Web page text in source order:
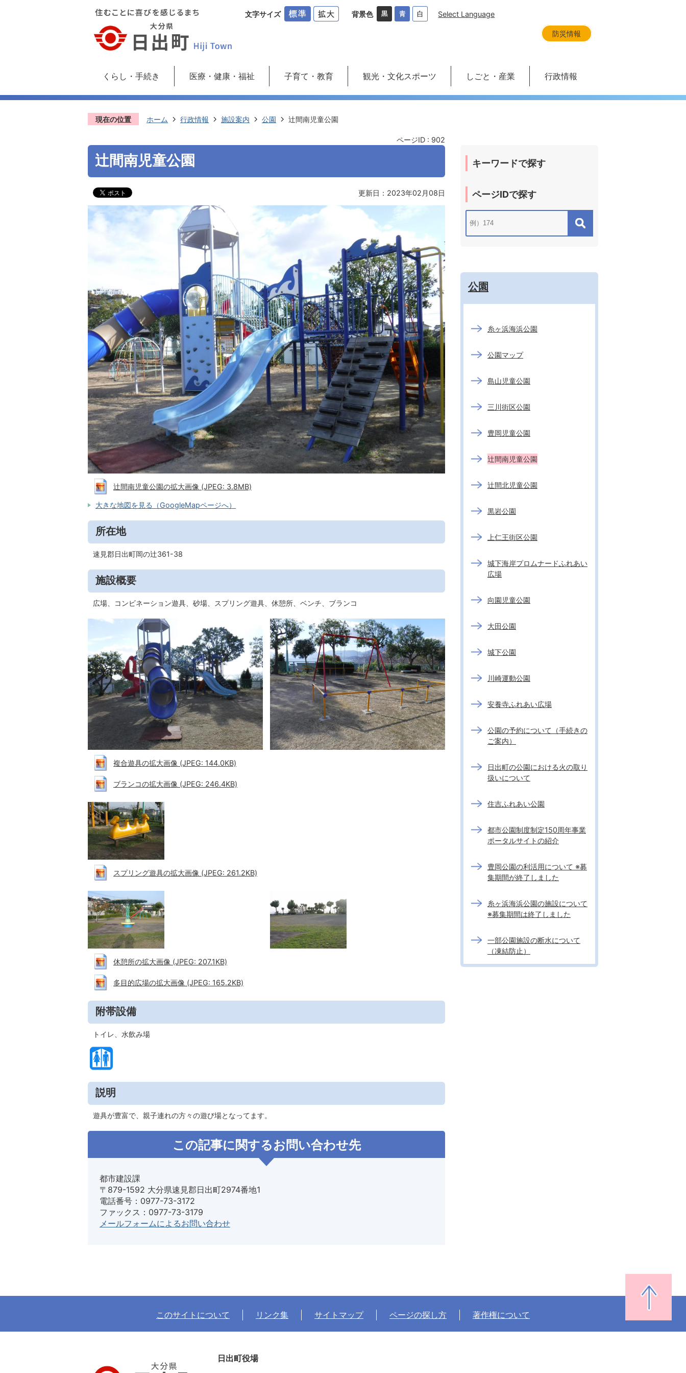
文字サイズ 背景色 Select Language
防災情報
くらし・手続き 医療・健康・福祉 子育て・教育 観光・文化スポーツ しごと・産業 行政情報
現在の位置 ホーム 行政情報 施設案内 公園 辻間南児童公園
ページID : 902
辻間南児童公園
更新日：2023年02月08日
辻間南児童公園の拡大画像 (JPEG: 3.8MB)
大きな地図を見る（GoogleMapページへ）
所在地
速見郡日出町岡の辻361-38
施設概要
広場、コンビネーション遊具、砂場、スプリング遊具、休憩所、ベンチ、ブランコ
複合遊具の拡大画像 (JPEG: 144.0KB)
ブランコの拡大画像 (JPEG: 246.4KB)
スプリング遊具の拡大画像 (JPEG: 261.2KB)
休憩所の拡大画像 (JPEG: 207.1KB)
多目的広場の拡大画像 (JPEG: 165.2KB)
附帯設備
トイレ、水飲み場
説明
遊具が豊富で、親子連れの方々の遊び場となってます。
この記事に関するお問い合わせ先
都市建設課
〒879-1592 大分県速見郡日出町2974番地1
電話番号：0977-73-3172
ファックス：0977-73-3179
メールフォームによるお問い合わせ
キーワードで探す
ページIDで探す
公園
糸ヶ浜海浜公園
公園マップ
島山児童公園
三川街区公園
豊岡児童公園
辻間南児童公園
辻間北児童公園
黒岩公園
上仁王街区公園
城下海岸プロムナードふれあい
広場
向園児童公園
大田公園
城下公園
川崎運動公園
安養寺ふれあい広場
公園の予約について（手続きの
ご案内）
日出町の公園における火の取り
扱いについて
住吉ふれあい公園
都市公園制度制定150周年事業
ポータルサイトの紹介
豊岡公園の利活用について ※募
集期間が終了しました
糸ヶ浜海浜公園の施設について
※募集期間は終了しました
一部公園施設の断水について
（凍結防止）
このサイトについて リンク集 サイトマップ ページの探し方 著作権について
日出町役場